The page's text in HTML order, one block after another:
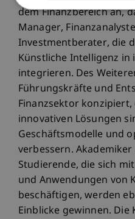
dem Finanzbereich an,
Manager,
Investmentberater, die
Künstliche Intelligenz in
integrieren. Des
Führungskräfte und
Finanzsektor konzipiert,
innovativen Lösungen
Geschäftsmodelle und
verbessern.
Studierende, die sich
und Anwendungen von
beschäftigen, werden
Einblicke gewinnen. Die